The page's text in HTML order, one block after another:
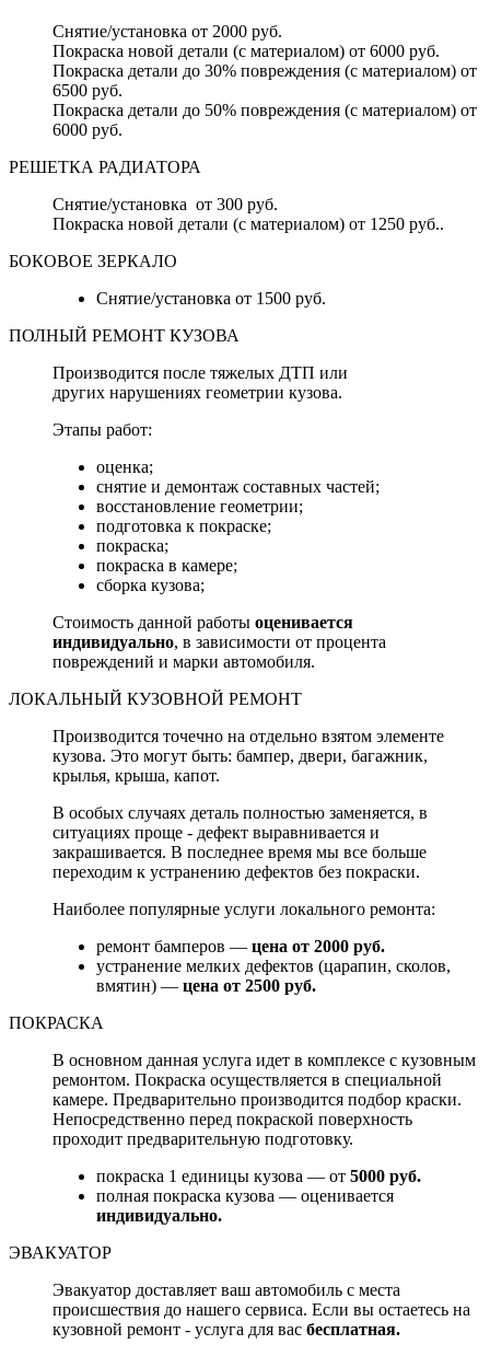
Снятие/установка от 2000 руб.
Покраска новой детали (с материалом) от 6000 руб.
Покраска детали до 30% повреждения (с материалом) от
6500 руб.
Покраска детали до 50% повреждения (с материалом) от
6000 руб.
РЕШЕТКА РАДИАТОРА
Снятие/установка от 300 руб.
Покраска новой детали (с материалом) от 1250 руб..
БОКОВОЕ ЗЕРКАЛО
Снятие/установка от 1500 руб.
ПОЛНЫЙ РЕМОНТ КУЗОВА
Производится после тяжелых ДТП или
других нарушениях геометрии кузова.
Этапы работ:
оценка;
снятие и демонтаж составных частей;
восстановление геометрии;
подготовка к покраске;
покраска;
покраска в камере;
сборка кузова;
Стоимость данной работы оценивается
индивидуально, в зависимости от процента
повреждений и марки автомобиля.
ЛОКАЛЬНЫЙ КУЗОВНОЙ РЕМОНТ
Производится точечно на отдельно взятом элементе
кузова. Это могут быть: бампер, двери, багажник,
крылья, крыша, капот.
В особых случаях деталь полностью заменяется, в
ситуациях проще - дефект выравнивается и
закрашивается. В последнее время мы все больше
переходим к устранению дефектов без покраски.
Наиболее популярные услуги локального ремонта:
ремонт бамперов — цена от 2000 руб.
устранение мелких дефектов (царапин, сколов,
вмятин) — цена от 2500 руб.
ПОКРАСКА
В основном данная услуга идет в комплексе с кузовным
ремонтом. Покраска осуществляется в специальной
камере. Предварительно производится подбор краски.
Непосредственно перед покраской поверхность
проходит предварительную подготовку.
покраска 1 единицы кузова — от 5000 руб.
полная покраска кузова — оценивается
индивидуально.
ЭВАКУАТОР
Эвакуатор доставляет ваш автомобиль с места
происшествия до нашего сервиса. Если вы остаетесь на
кузовной ремонт - услуга для вас бесплатная.